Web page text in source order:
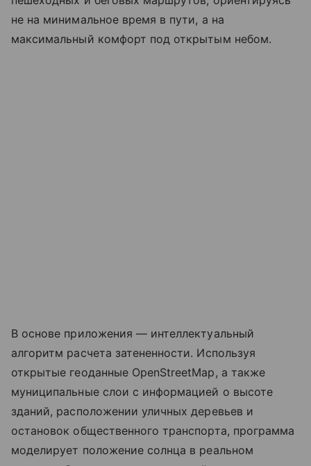
не на минимальное время в пути, а на
максимальный комфорт под открытым небом.
В основе приложения — интеллектуальный
алгоритм расчета затененности. Используя
открытые геоданные OpenStreetMap, а также
муниципальные слои с информацией о высоте
зданий, расположении уличных деревьев и
остановок общественного транспорта, программа
моделирует положение солнца в реальном